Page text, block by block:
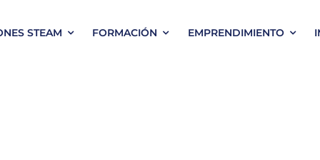
STEAM FORMACIÓN EMPRENDIMIENTO